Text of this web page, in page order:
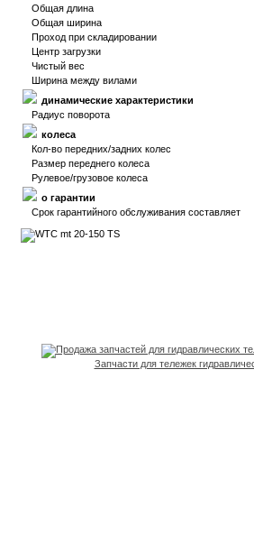
Общая длина
Общая ширина
Проход при складировании
Центр загрузки
Чистый вес
Ширина между вилами
динамические характеристики
Радиус поворота
колеса
Кол-во передних/задних колес
Размер переднего колеса
Рулевое/грузовое колеса
о гарантии
Срок гарантийного обслуживания составляет
Запчасти для тележек